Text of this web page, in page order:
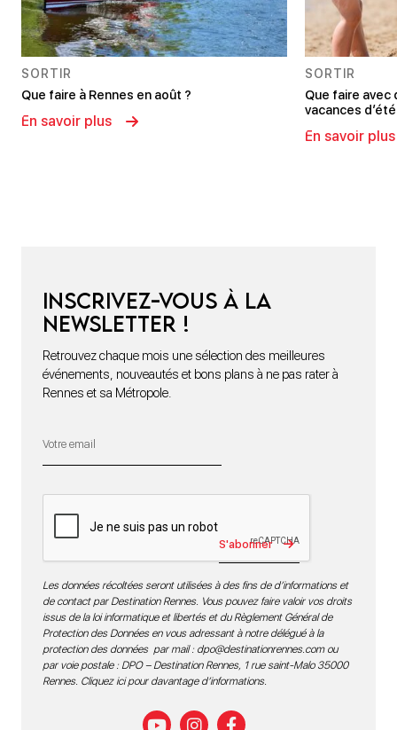
SORTIR
Que faire à Rennes en août ?
En savoir plus
SORTIR
Que faire
vacances
En savoir plus
Inscrivez-vous à la
newsletter !
Retrouvez chaque mois une sélection des meilleures
événements, nouveautés et bons plans à ne pas rater à
Rennes et sa Métropole.
S'abonner
Les données récoltées seront utilisées à des fins de d’informations et
de contact par Destination Rennes. Vous pouvez faire valoir vos droits
issus de la loi informatique et libertés et du Règlement Général de
Protection des Données en vous adressant à notre délégué à la
protection des données par mail : dpo@destinationrennes.comou
par voie postale : DPO – Destination Rennes, 1 rue saint-Malo 35000
Rennes. Cliquez ici pour davantage d’informations.